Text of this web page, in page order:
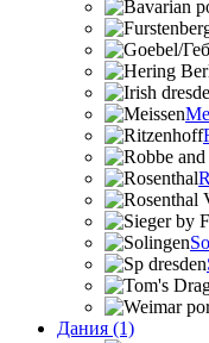
Дания (1)